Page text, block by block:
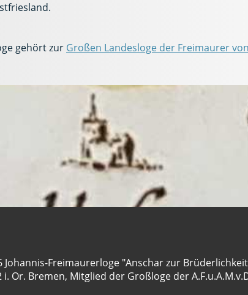
gehört zur Großen Landesloge der Freimaurer
Johannis-Freimaurerloge "Anschar zur
i. Or. Bremen, Mitglied der Großloge der